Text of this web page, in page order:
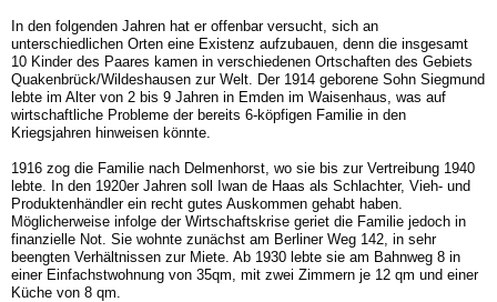
In den folgenden Jahren hat er offenbar versucht, sich an
unterschiedlichen Orten eine Existenz aufzubauen, denn die insgesamt
10 Kinder des Paares kamen in verschiedenen Ortschaften des Gebiets
Quakenbrück/Wildeshausen zur Welt. Der 1914 geborene Sohn Siegmund
lebte im Alter von 2 bis 9 Jahren in Emden im Waisenhaus, was auf
wirtschaftliche Probleme der bereits 6-köpfigen Familie in den
Kriegsjahren hinweisen könnte.
1916 zog die Familie nach Delmenhorst, wo sie bis zur Vertreibung 1940
lebte. In den 1920er Jahren soll Iwan de Haas als Schlachter, Vieh- und
Produktenhändler ein recht gutes Auskommen gehabt haben.
Möglicherweise infolge der Wirtschaftskrise geriet die Familie jedoch in
finanzielle Not. Sie wohnte zunächst am Berliner Weg 142, in sehr
beengten Verhältnissen zur Miete. Ab 1930 lebte sie am Bahnweg 8 in
einer Einfachstwohnung von 35qm, mit zwei Zimmern je 12 qm und einer
Küche von 8 qm.